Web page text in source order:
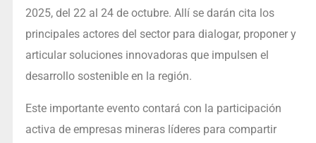
2025, del 22 al 24 de octubre. Allí se darán cita los
principales actores del sector para dialogar, proponer y
articular soluciones innovadoras que impulsen el
desarrollo sostenible en la región.
Este importante evento contará con la participación
activa de empresas mineras líderes para compartir